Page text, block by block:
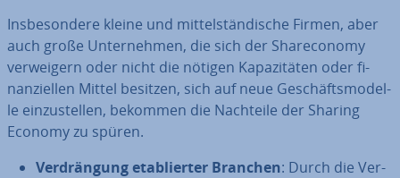
Ins­be­son­de­re kleine und mit­tel­stän­di­sche Firmen, aber
auch große Un­ter­neh­men, die sich der Share­co­no­my
ver­wei­gern oder nicht die nötigen Ka­pa­zi­tä­ten oder fi­
nan­zi­el­len Mittel besitzen, sich auf neue Ge­schäfts­mo­del­
le ein­zu­stel­len, bekommen die Nachteile der Sharing
Economy zu spüren.
Ver­drän­gung eta­blier­ter Branchen: Durch die Ver­